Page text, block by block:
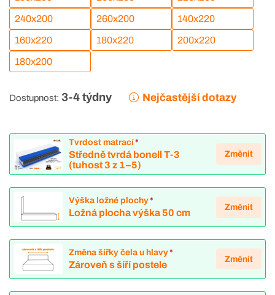
240x200 260x200 140x220
160x220 180x220 200x220
180x200
Dostupnost: 3-4 týdny Nejčastější dotazy
Tvrdost matrací*
Středně tvrdá bonell T-3
(tuhost 3 z 1–5)
Změnit
Výška ložné plochy*
Ložná plocha výška 50 cm
Změnit
Změna šířky čela u hlavy*
Zároveň s šíří postele
Změnit